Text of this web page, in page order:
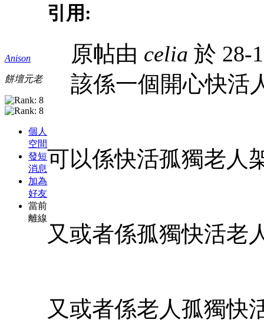
Anison
餅壇元老
個人
空間
發短
消息
加為
好友
當前
離線
引用:
原帖由 celia 於 28-
該係一個開心快活
可以係快活孤獨老人
又或者係孤獨快活老
又或者係老人孤獨